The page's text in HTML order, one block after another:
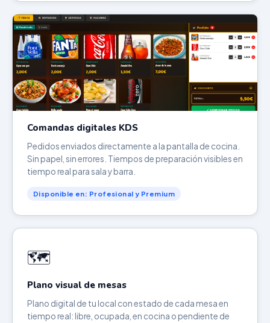
Comandas digitales KDS
Pedidos enviados directamente a la pantalla de cocina.
Sin papel, sin errores. Tiempos de preparación visibles en
tiempo real para sala y barra.
Disponible en: Profesional y Premium
🗺️
Plano visual de mesas
Plano digital de tu local con estado de cada mesa en
tiempo real: libre, ocupada, en cocina o pendiente de